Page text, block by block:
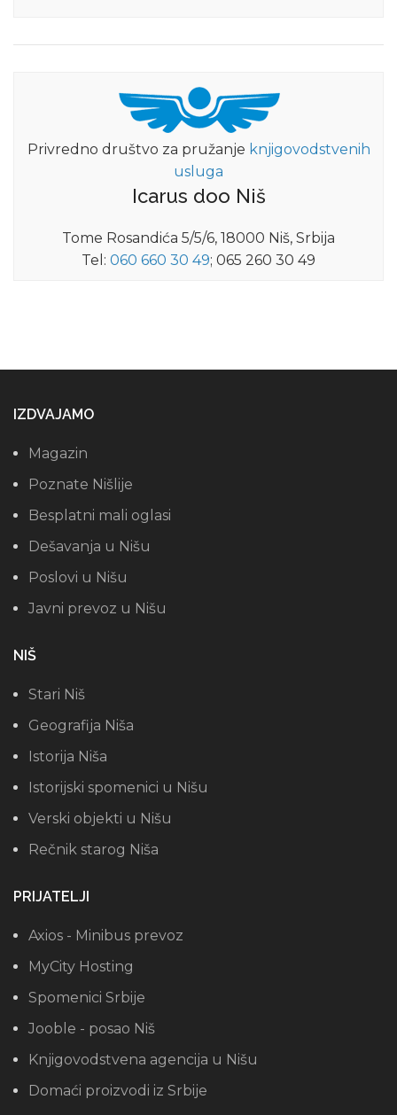
Privredno društvo za pružanje knjigovodstvenih
usluga
Icarus doo Niš
Tome Rosandića 5/5/6, 18000 Niš, Srbija
Tel: 060 660 30 49; 065 260 30 49
IZDVAJAMO
Magazin
Poznate Nišlije
Besplatni mali oglasi
Dešavanja u Nišu
Poslovi u Nišu
Javni prevoz u Nišu
NIŠ
Stari Niš
Geografija Niša
Istorija Niša
Istorijski spomenici u Nišu
Verski objekti u Nišu
Rečnik starog Niša
PRIJATELJI
Axios - Minibus prevoz
MyCity Hosting
Spomenici Srbije
Jooble - posao Niš
Knjigovodstvena agencija u Nišu
Domaći proizvodi iz Srbije